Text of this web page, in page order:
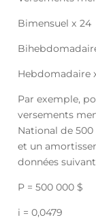
Bimensuel x 24
Hebdomadaire
Par exemple,
versements
National de 500
et un
données
P = 500 000 $
i = 0,0479